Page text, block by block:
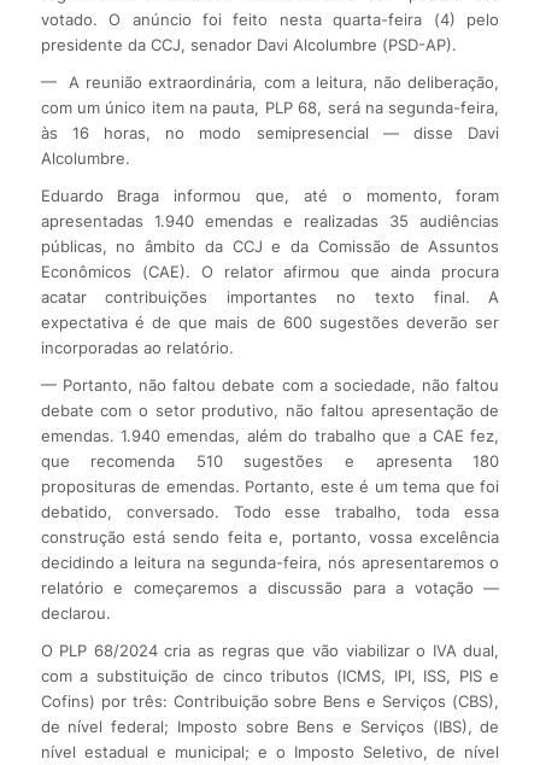
votado. O anúncio foi feito nesta quarta-feira (4) pelo
presidente da CCJ, senador Davi Alcolumbre (PSD-AP).
— A reunião extraordinária, com a leitura, não deliberação,
com um único item na pauta, PLP 68, será na segunda-feira,
às 16 horas, no modo semipresencial — disse Davi
Alcolumbre.
Eduardo Braga informou que, até o momento, foram
apresentadas 1.940 emendas e realizadas 35 audiências
públicas, no âmbito da CCJ e da Comissão de Assuntos
Econômicos (CAE). O relator afirmou que ainda procura
acatar contribuições importantes no texto final. A
expectativa é de que mais de 600 sugestões deverão ser
incorporadas ao relatório.
— Portanto, não faltou debate com a sociedade, não faltou
debate com o setor produtivo, não faltou apresentação de
emendas. 1.940 emendas, além do trabalho que a CAE fez,
que recomenda 510 sugestões e apresenta 180
proposituras de emendas. Portanto, este é um tema que foi
debatido, conversado. Todo esse trabalho, toda essa
construção está sendo feita e, portanto, vossa excelência
decidindo a leitura na segunda-feira, nós apresentaremos o
relatório e começaremos a discussão para a votação —
declarou.
O PLP 68/2024 cria as regras que vão viabilizar o IVA dual,
com a substituição de cinco tributos (ICMS, IPI, ISS, PIS e
Cofins) por três: Contribuição sobre Bens e Serviços (CBS),
de nível federal; Imposto sobre Bens e Serviços (IBS), de
nível estadual e municipal; e o Imposto Seletivo, de nível